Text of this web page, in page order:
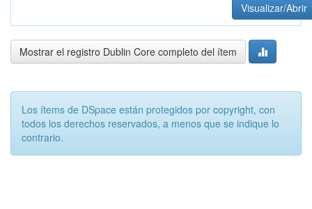
Visualizar/Abrir
Mostrar el registro Dublin Core completo del ítem
Los ítems de DSpace están protegidos por copyright, con
todos los derechos reservados, a menos que se indique lo
contrario.